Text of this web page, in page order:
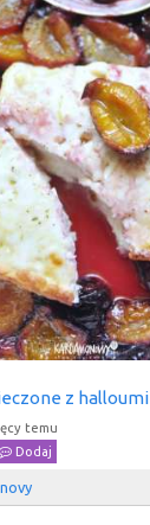
z halloumi
temu
Dodaj